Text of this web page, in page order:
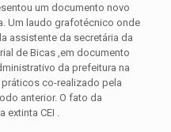
um documento novo
Um laudo grafotécnico onde
assistente da secretária da
de Bicas ,em documento
da prefeitura na
co-realizado pela
anterior. O fato da
CEI .